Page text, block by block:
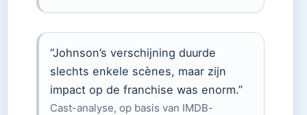
“Johnson’s verschijning duurde
slechts enkele scènes, maar zijn
impact op de franchise was enorm.”
Cast-analyse, op basis van IMDB-